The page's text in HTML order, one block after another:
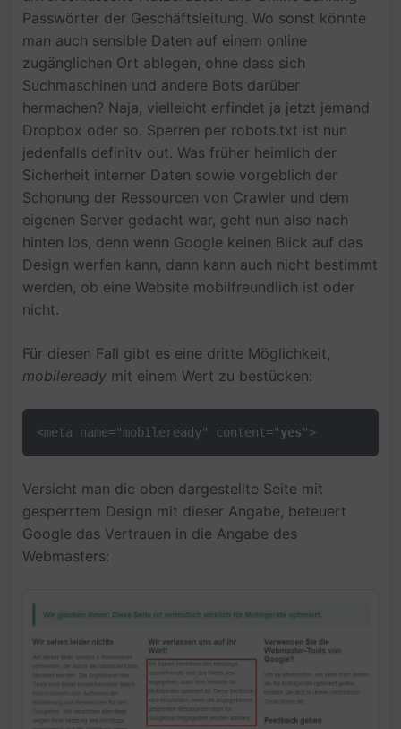
Passwörter der Geschäftsleitung. Wo sonst könnte
man auch sensible Daten auf einem online
zugänglichen Ort ablegen, ohne dass sich
Suchmaschinen und andere Bots darüber
hermachen? Naja, vielleicht erfindet ja jetzt jemand
Dropbox oder so. Sperren per robots.txt ist nun
jedenfalls definitv out. Was früher heimlich der
Sicherheit interner Daten sowie vorgeblich der
Schonung der Ressourcen von Crawler und dem
eigenen Server gedacht war, geht nun also nach
hinten los, denn wenn Google keinen Blick auf das
Design werfen kann, dann kann auch nicht bestimmt
werden, ob eine Website mobilfreundlich ist oder
nicht.
Für diesen Fall gibt es eine dritte Möglichkeit,
mobileready mit einem Wert zu bestücken:
<meta name="mobileready" content="yes">
Versieht man die oben dargestellte Seite mit
gesperrtem Design mit dieser Angabe, beteuert
Google das Vertrauen in die Angabe des
Webmasters: